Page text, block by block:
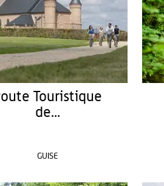
Touristique
de...
GUISE